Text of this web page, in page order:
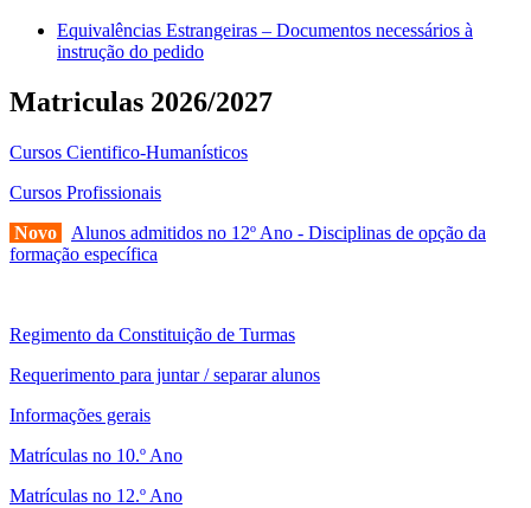
Equivalências Estrangeiras – Documentos necessários à
instrução do pedido
Matriculas 2026/2027
Cursos Cientifico-Humanísticos
Cursos Profissionais
Novo
Alunos admitidos no 12º Ano - Disciplinas de opção da
formação específica
Regimento da Constituição de Turmas
Requerimento para juntar / separar alunos
Informações gerais
Matrículas no 10.º Ano
Matrículas no 12.º Ano